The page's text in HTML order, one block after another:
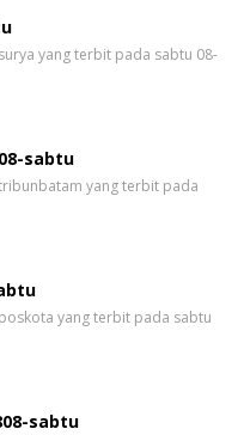
yang terbit pada sabtu 08-
sabtu
yang terbit pada
yang terbit pada sabtu
sabtu